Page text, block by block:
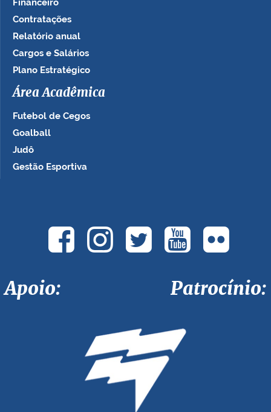
Contratações
Relatório anual
Cargos e Salários
Plano Estratégico
Área Acadêmica
Futebol de Cegos
Goalball
Judô
Gestão Esportiva
Apoio: Patrocínio: